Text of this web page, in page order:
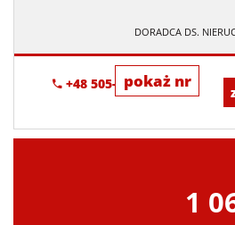
DORADCA DS.
pokaż nr
+48 505-236-943
1